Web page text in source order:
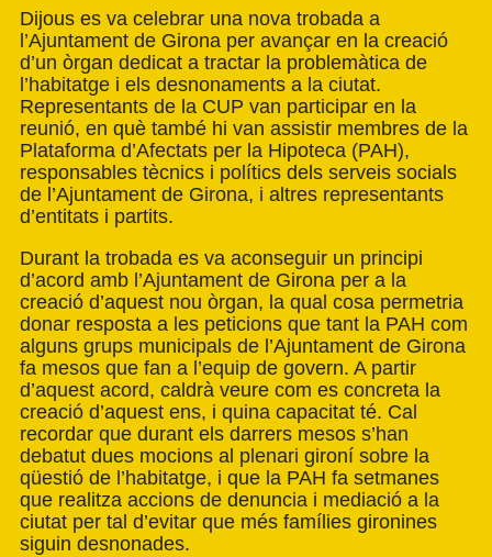
Dijous es va celebrar una nova trobada a
l’Ajuntament de Girona per avançar en la creació
d’un òrgan dedicat a tractar la problemàtica de
l’habitatge i els desnonaments a la ciutat.
Representants de la CUP van participar en la
reunió, en què també hi van assistir membres de la
Plataforma d’Afectats per la Hipoteca (PAH),
responsables tècnics i polítics dels serveis socials
de l’Ajuntament de Girona, i altres representants
d’entitats i partits.
Durant la trobada es va aconseguir un principi
d’acord amb l’Ajuntament de Girona per a la
creació d’aquest nou òrgan, la qual cosa permetria
donar resposta a les peticions que tant la PAH com
alguns grups municipals de l’Ajuntament de Girona
fa mesos que fan a l’equip de govern. A partir
d’aquest acord, caldrà veure com es concreta la
creació d’aquest ens, i quina capacitat té. Cal
recordar que durant els darrers mesos s’han
debatut dues mocions al plenari gironí sobre la
qüestió de l’habitatge, i que la PAH fa setmanes
que realitza accions de denuncia i mediació a la
ciutat per tal d’evitar que més famílies gironines
siguin desnonades.